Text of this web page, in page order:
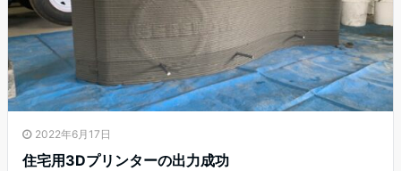
2022年6月17日
住宅用3Dプリンターの出力成功